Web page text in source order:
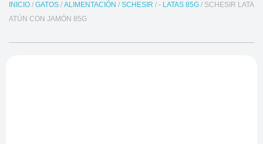
INICIO/ GATOS/ ALIMENTACIÓN / SCHESIR / - LATAS 85G/ SCHESIR LATA
ATÚN CON JAMÓN 85G